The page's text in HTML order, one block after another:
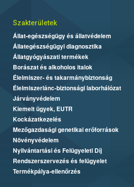
Szakterületek
Állat-egészségügy és állatvédelem
Állategészségügyi diagnosztika
Állatgyógyászati termékek
Borászat és alkoholos italok
Élelmiszer- és takarmánybiztonság
Élelmiszerlánc-biztonsági laborhálózat
Járványvédelem
Kiemelt ügyek, EUTR
Kockázatkezelés
Mezőgazdasági genetikai erőforrások
Növényvédelem
Nyilvántartási és Felügyeleti Díj
Rendszerszervezés és felügyelet
Termékpálya-ellenőrzés